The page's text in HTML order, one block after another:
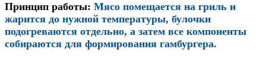
Принцип работы: Мясо помещается на гриль и
жарится до нужной температуры, булочки
подогреваются отдельно, а затем все компоненты
собираются для формирования гамбургера.